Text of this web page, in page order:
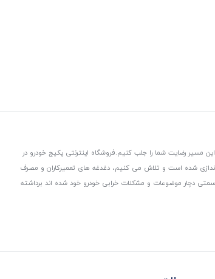
مسیر رضایت شما را جلب کنیم.فروشگاه اینترنتی پکیج خودرو در
شده است و تلاش می کنیم، دغدغه های تعمیرکاران و مصرف
سمتی دچار موضوعات و مشکلات خرابی خودرو خود شده اند برداشته